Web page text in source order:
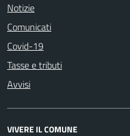
Notizie
Comunicati
Covid-19
Tasse e tributi
Avvisi
VIVERE IL COMUNE